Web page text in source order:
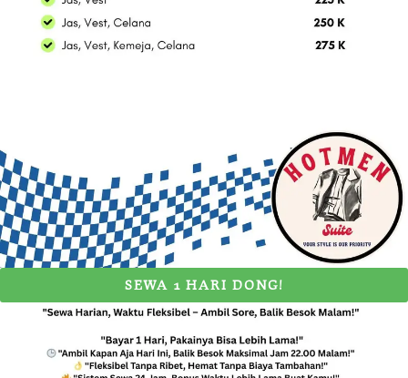
SEWA 1 HARI DONG!